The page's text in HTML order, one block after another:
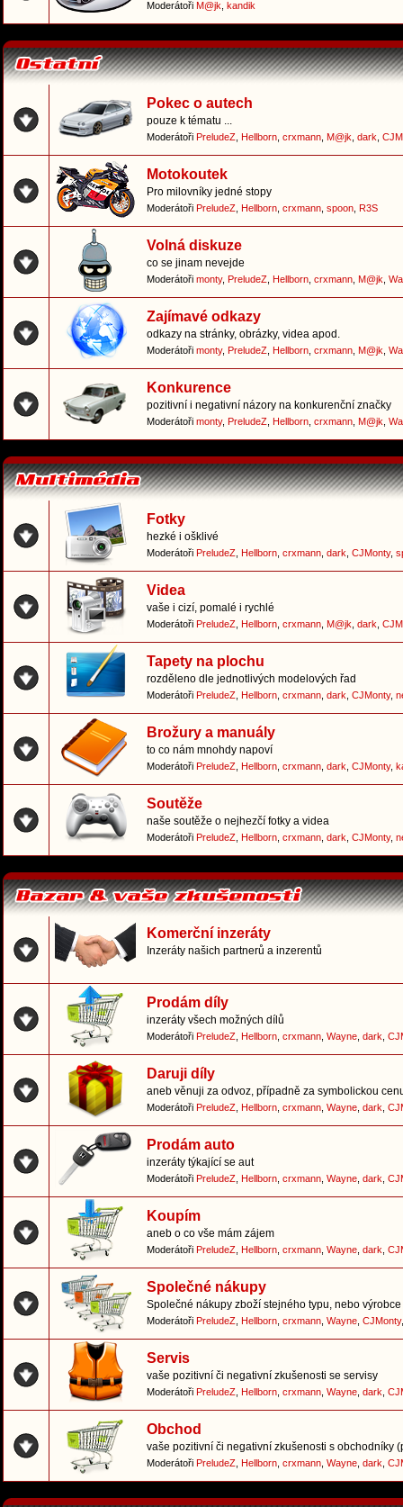
Moderátoři M@jk kandik
Pokec o autech
pouze k tématu ...
Moderátoři PreludeZ Hellborn crxmann M@jk dark
Motokoutek
Pro milovníky jedné stopy
Moderátoři PreludeZ Hellborn crxmann spoon R3S
Volná diskuze
co se jinam nevejde
Moderátoři monty, PreludeZ Hellborn crxmann M@jk
Zajímavé odkazy
odkazy na stránky, obrázky, videa apod.
Moderátoři monty, PreludeZ Hellborn crxmann M@jk
Konkurence
pozitivní i negativní názory na konkurenční značky
Moderátoři monty, PreludeZ Hellborn crxmann M@jk
Fotky
hezké i ošklivé
Moderátoři PreludeZ Hellborn crxmann dark CJMonty,
Videa
vaše i cizí, pomalé i rychlé
Moderátoři PreludeZ Hellborn crxmann M@jk dark
Tapety na plochu
rozděleno dle jednotlivých modelových řad
Moderátoři PreludeZ Hellborn crxmann dark CJMonty,
Brožury a manuály
to co nám mnohdy napoví
Moderátoři PreludeZ Hellborn crxmann dark CJMonty,
Soutěže
naše soutěže o nejhezčí fotky a videa
Moderátoři PreludeZ Hellborn crxmann dark CJMonty,
Komerční inzeráty
Inzeráty našich partnerů a inzerentů
Prodám díly
inzeráty všech možných dílů
Moderátoři PreludeZ Hellborn crxmann Wayne dark
Daruji díly
aneb věnuji za odvoz, případně za symbolickou
Moderátoři PreludeZ Hellborn crxmann Wayne dark
Prodám auto
inzeráty týkající se aut
Moderátoři PreludeZ Hellborn crxmann Wayne dark
Koupím
aneb o co vše mám zájem
Moderátoři PreludeZ Hellborn crxmann Wayne dark
Společné nákupy
Společné nákupy zboží stejného typu, nebo
Moderátoři PreludeZ Hellborn crxmann Wayne CJMonty
Servis
vaše pozitivní či negativní zkušenosti se servisy
Moderátoři PreludeZ Hellborn crxmann Wayne dark
Obchod
vaše pozitivní či negativní zkušenosti s obchodníky
Moderátoři PreludeZ Hellborn crxmann Wayne dark